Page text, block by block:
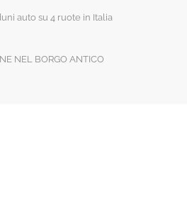
auto su 4 ruote in Italia
NEL BORGO ANTICO